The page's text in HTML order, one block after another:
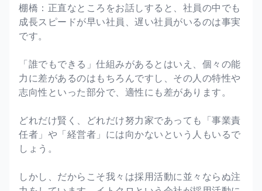
棚橋：正直なところをお話しすると、社員の中でも
成長スピードが早い社員、遅い社員がいるのは事実
です。
「誰でもできる」仕組みがあるとはいえ、個々の能
力に差があるのはもちろんですし、その人の特性や
志向性といった部分で、適性にも差があります。
どれだけ賢く、どれだけ努力家であっても「事業責
任者」や「経営者」には向かないという人もいるで
しょう。
しかし、だからこそ我々は採用活動に並々ならぬ注